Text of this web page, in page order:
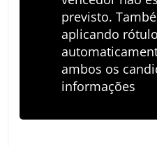
previsto.
aplicando
ambos os
informações